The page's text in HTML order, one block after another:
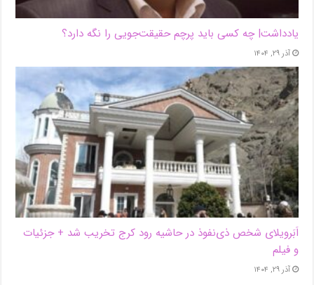
یادداشت| ‌چه کسی باید پرچم حقیقت‌جویی را نگه دارد؟
آذر ۲۹, ۱۴۰۴
اَبَر‌ویلای شخص ذی‌نفوذ در حاشیه‌ رود کرج تخریب شد + جزئیات
و فیلم
آذر ۲۹, ۱۴۰۴